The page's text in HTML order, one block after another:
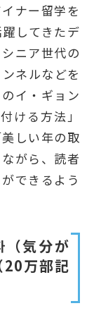
ナー留学を
してきたデ
ニア世代の
ネルなどを
イ・ギョン
ける方法」
しい年の取
がら、読者
できるよう
（気分が
20万部記